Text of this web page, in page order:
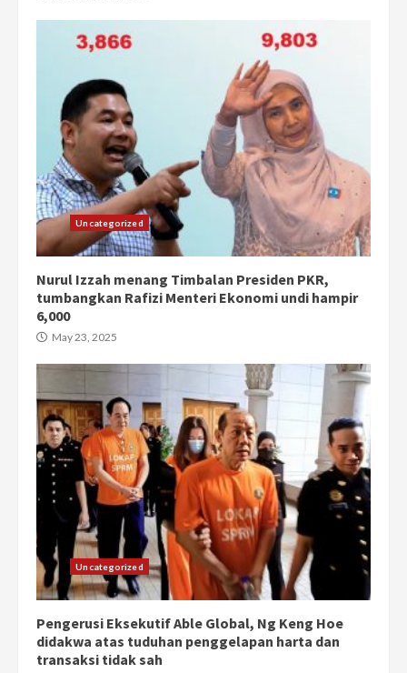
Uncategorized
Nurul Izzah menang Timbalan Presiden PKR,
tumbangkan Rafizi Menteri Ekonomi undi hampir
6,000
May 23, 2025
Uncategorized
Pengerusi Eksekutif Able Global, Ng Keng Hoe
didakwa atas tuduhan penggelapan harta dan
transaksi tidak sah